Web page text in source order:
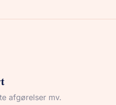
afgørelser mv.